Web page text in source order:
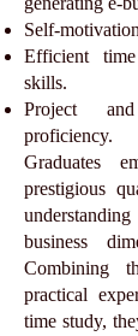
Self-
Efficient
skills.
Project
proficiency.
Graduates
prestigious
business
Combining
practical
time study,